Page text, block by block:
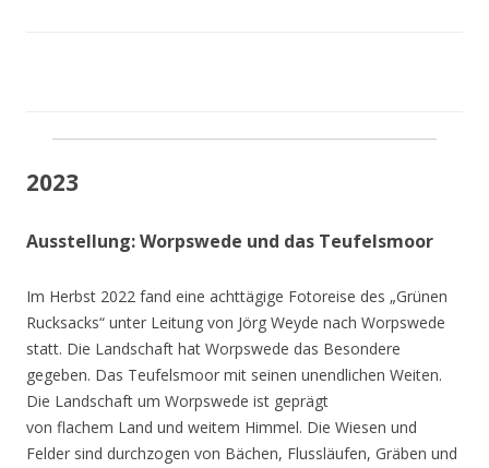
2023
Ausstellung: Worpswede und das Teufelsmoor
Im Herbst 2022 fand eine achttägige Fotoreise des „Grünen
Rucksacks“ unter Leitung von Jörg Weyde nach Worpswede
statt. Die Landschaft hat Worpswede das Besondere
gegeben. Das Teufelsmoor mit seinen unendlichen Weiten.
Die Landschaft um Worpswede ist geprägt
von flachem Land und weitem Himmel. Die Wiesen und
Felder sind durchzogen von Bächen, Flussläufen, Gräben und